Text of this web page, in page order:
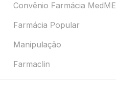
Convênio Farmácia MedME
Farmácia Popular
Manipulação
Farmaclin